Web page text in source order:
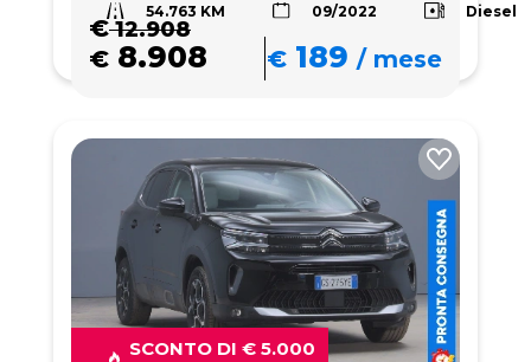
54.763 KM 09/2022 Diesel
€12.908
€ 8.908 € 189 /mese
SCONTO DI € 5.000